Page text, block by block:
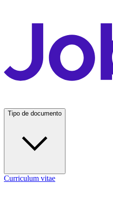
Tipo de documento
Curriculum vitae